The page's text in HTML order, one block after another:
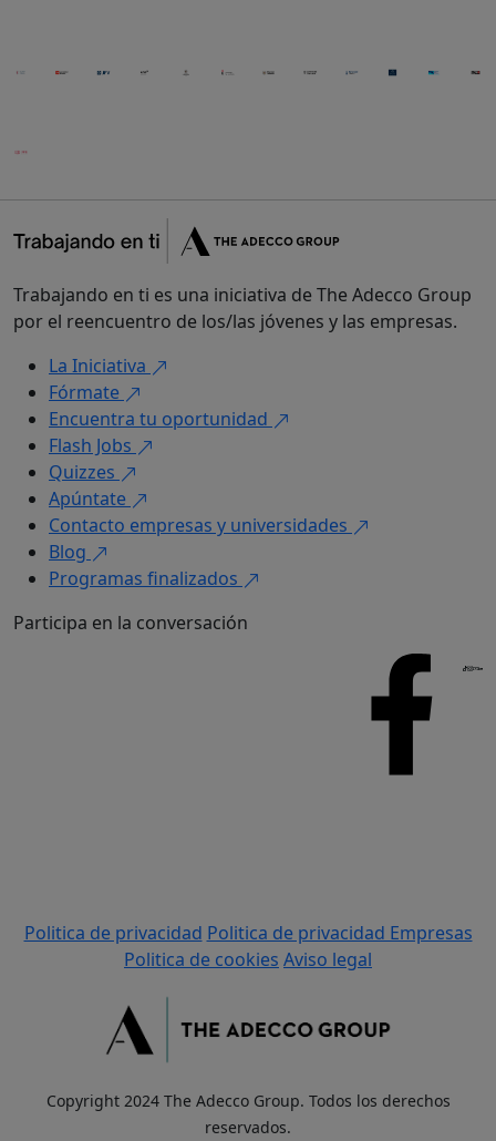
Trabajando en ti es una iniciativa de The Adecco Group
por el reencuentro de los/las jóvenes y las empresas.
La Iniciativa
Fórmate
Encuentra tu oportunidad
Flash Jobs
Quizzes
Apúntate
Contacto empresas y universidades
Blog
Programas finalizados
Participa en la conversación
Politica de privacidad Politica de privacidad Empresas
Politica de cookies Aviso legal
Copyright 2024 The Adecco Group. Todos los derechos
reservados.